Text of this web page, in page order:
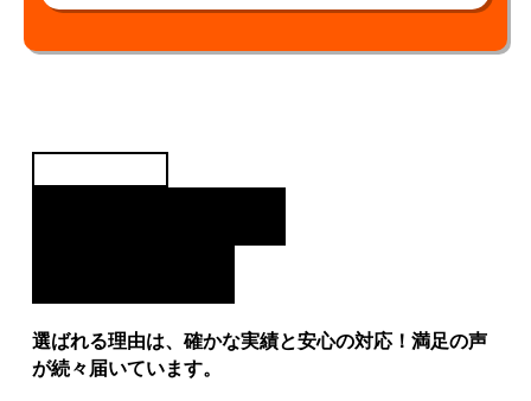
選ばれる理由は、確かな実績と安心の対応！満足の声
が続々届いています。